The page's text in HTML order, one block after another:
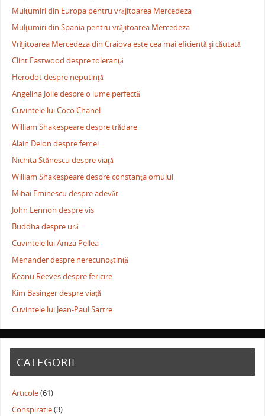
Mulţumiri din Europa pentru vrăjitoarea Mercedeza
Mulţumiri din Spania pentru vrăjitoarea Mercedeza
Vrăjitoarea Mercedeza din Craiova este cea mai eficientă şi căutată
Clint Eastwood despre toleranţă
Herodot despre neputinţă
Angelina Jolie despre o lume perfectă
Cuvintele lui Coco Chanel
William Shakespeare despre trădare
Alain Delon despre femei
Nichita Stănescu despre viaţă
William Shakespeare despre constanţa omului
Mihai Eminescu despre adevăr
John Lennon despre vis
Buddha despre ură
Cuvintele lui Amza Pellea
Menander despre nerecunoştinţă
Keanu Reeves despre fericire
Kim Basinger despre viaţă
Cuvintele lui Jean-Paul Sartre
CATEGORII
Articole(61)
Conspiratie(3)